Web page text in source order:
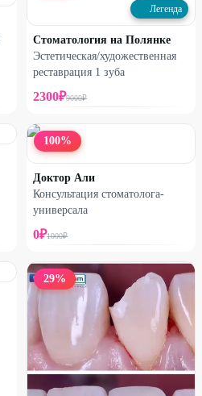
Легенда
Стоматология на Полянке
Эстетическая/художественная
реставрация 1 зуба
2300₽9000₽
100%
Доктор Али
Консультация стоматолога-
универсала
0₽1000₽
29%